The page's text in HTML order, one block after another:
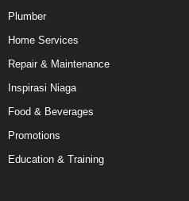
Plumber
Home Services
Repair & Maintenance
Inspirasi Niaga
Food & Beverages
Promotions
Education & Training